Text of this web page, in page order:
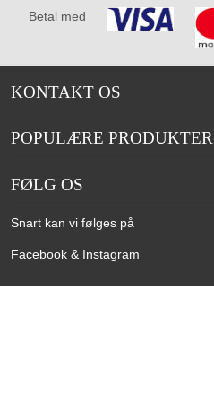
Betal med
KONTAKT OS
POPULÆRE PRODUKTER
FØLG OS
Snart kan vi følges på
Facebook & Instagram